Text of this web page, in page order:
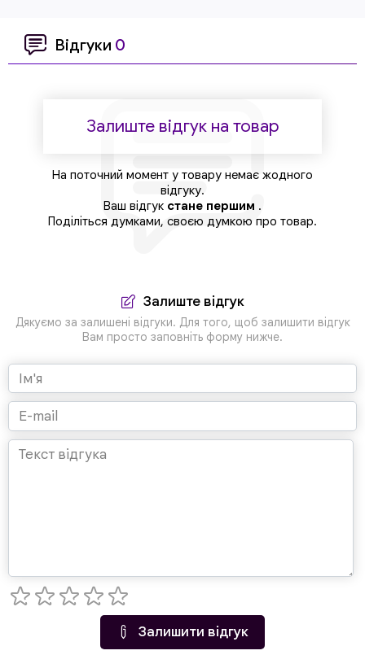
Відгуки 0
Залиште відгук на товар
На поточний момент у товару немає жодного
відгуку.
Ваш відгук стане першим .
Поділіться думками, своєю думкою про товар.
Залиште відгук
Дякуємо за залишені відгуки. Для того, щоб залишити відгук
Вам просто заповніть форму нижче.
Залишити відгук